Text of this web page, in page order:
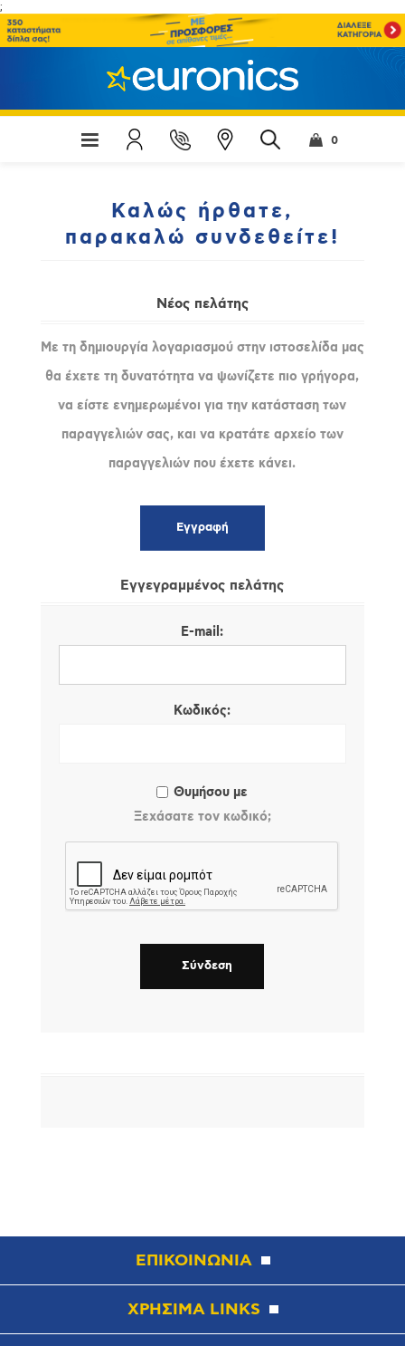
;
0
Καλώς ήρθατε,
παρακαλώ συνδεθείτε!
Νέος πελάτης
Με τη δημιουργία λογαριασμού στην ιστοσελίδα μας
θα έχετε τη δυνατότητα να ψωνίζετε πιο γρήγορα,
να είστε ενημερωμένοι για την κατάσταση των
παραγγελιών σας, και να κρατάτε αρχείο των
παραγγελιών που έχετε κάνει.
Εγγεγραμμένος πελάτης
E-mail:
Κωδικός:
Θυμήσου με
Ξεχάσατε τον κωδικό;
ΕΠΙΚΟΙΝΩΝΙΑ
ΧΡΗΣΙΜΑ LINKS